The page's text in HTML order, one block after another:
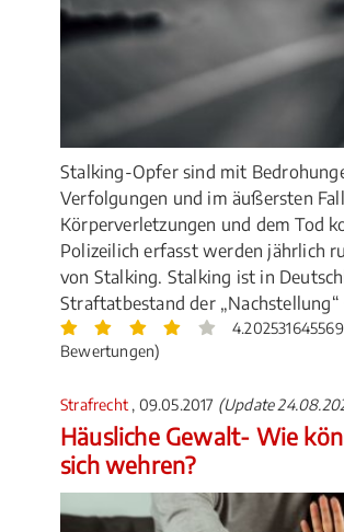
Stalking-Opfer sind mit
Verfolgungen und im äußersten
Körperverletzungen und dem Tod
Polizeilich erfasst werden jährlich
von Stalking. Stalking ist in
Straftatbestand der
Bewertungen)
Strafrecht , 09.05.2017 (Update
Häusliche Gewalt- Wie
sich wehren?